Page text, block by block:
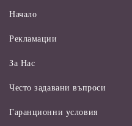
Начало
Рекламации
За Нас
Често задавани въпроси
Гаранционни условия